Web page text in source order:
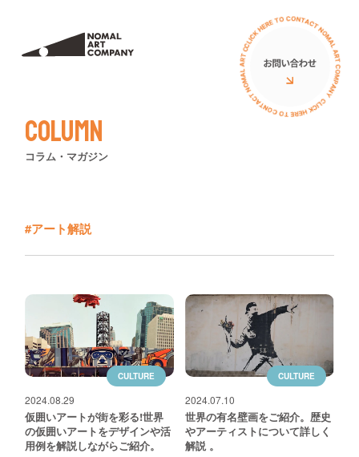
立体オブジェ
壁画広告
お客様の声
ニュース
イベント
導入費用について
お問い合わせ
Column
コラム・マガジン
#アート解説
CULTURE
2024.08.29
仮囲いアートが街を彩る!世界
の仮囲いアートをデザインや活
用例を解説しながらご紹介。
CULTURE
2024.07.10
世界の有名壁画をご紹介。歴史
やアーティストについて詳しく
解説 。